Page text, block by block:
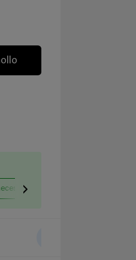
para mamás